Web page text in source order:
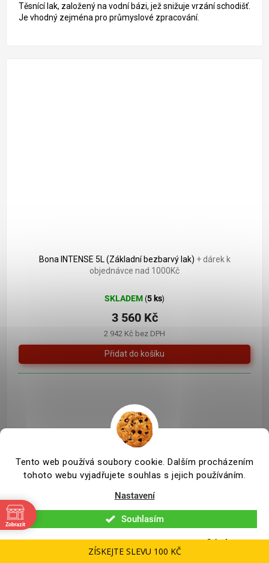
Tento web používá soubory cookie. Dalším procházením
tohoto webu vyjadřujete souhlas s jejich používáním.
Nastavení
Odmítnout
Souhlasím
Těsnící lak, založený na vodní bázi, jež snižuje vrzání schodišť.
Je vhodný zejména pro průmyslové zpracování.
Bona INTENSE 5L (Základní bezbarvý lak) + dárek k
objednávce nad 1000Kč
SKLADEM (5 ks)
2 942 Kč bez DPH
3 560 Kč
ZÍSKEJTE SLEVU 100 KČ
Zobrazit